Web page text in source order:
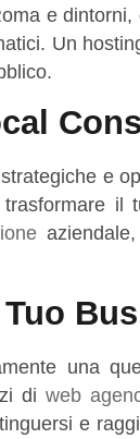
e
Un
e
aziendale,
una
di web
e